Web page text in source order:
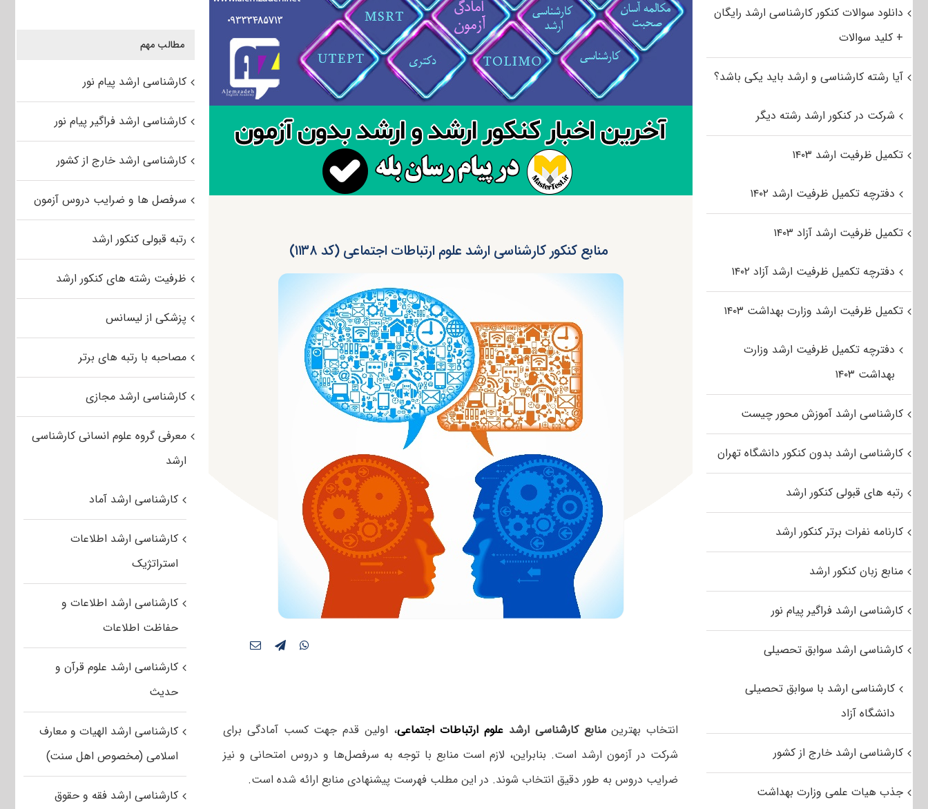
منابع کنکور کارشناسی ارشد علوم ارتباطات اجتماعی (کد ۱۱۳۸)
انتخاب بهترینمنابع کارشناسی ارشدعلوم ارتباطات اجتماعی، اولین قدم جهت کسب آمادگی برای
شرکت در آزمون ارشد است. بنابراین، لازم است منابع با توجه به سرفصل‌ها و دروس امتحانی و نیز
ضرایب دروس به طور دقیق انتخاب شوند. در این مطلب فهرست پیشنهادی منابع ارائه شده است.
مطالب مهم
کارشناسی ارشد پیام نور
کارشناسی ارشد فراگیر پیام نور
کارشناسی ارشد خارج از کشور
سرفصل ها و ضرایب دروس آزمون
رتبه قبولی کنکور ارشد
ظرفیت رشته های کنکور ارشد
پزشکی از لیسانس
مصاحبه با رتبه های برتر
کارشناسی ارشد مجازی
معرفی گروه علوم انسانی کارشناسی
ارشد
کارشناسی ارشد آماد
کارشناسی ارشد اطلاعات
استراتژیک
کارشناسی ارشد اطلاعات و
حفاظت اطلاعات
کارشناسی ارشد علوم قرآن و
حدیث
کارشناسی ارشد الهیات و معارف
اسلامی (مخصوص اهل سنت)
کارشناسی ارشد فقه و حقوق
دانلود سوالات کنکور کارشناسی ارشد رایگان
+ کلید سوالات
آیا رشته کارشناسی و ارشد باید یکی باشد؟
شرکت در کنکور ارشد رشته دیگر
تکمیل ظرفیت ارشد ۱۴۰۳
دفترچه تکمیل ظرفیت ارشد ۱۴۰۲
تکمیل ظرفیت ارشد آزاد ۱۴۰۳
دفترچه تکمیل ظرفیت ارشد آزاد ۱۴۰۲
تکمیل ظرفیت ارشد وزارت بهداشت ۱۴۰۳
دفترچه تکمیل ظرفیت ارشد وزارت
بهداشت ۱۴۰۳
کارشناسی ارشد آموزش محور چیست
کارشناسی ارشد بدون کنکور دانشگاه تهران
رتبه های قبولی کنکور ارشد
کارنامه نفرات برتر کنکور ارشد
منابع زبان کنکور ارشد
کارشناسی ارشد فراگیر پیام نور
کارشناسی ارشد سوابق تحصیلی
کارشناسی ارشد با سوابق تحصیلی
دانشگاه آزاد
کارشناسی ارشد خارج از کشور
جذب هیات علمی وزارت بهداشت